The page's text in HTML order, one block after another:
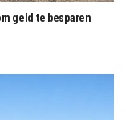
geld te besparen